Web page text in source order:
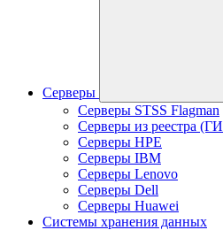
Серверы
Серверы STSS Flagman
Серверы из реестра
Серверы HPE
Серверы IBM
Серверы Lenovo
Серверы Dell
Серверы Huawei
Системы хранения данных